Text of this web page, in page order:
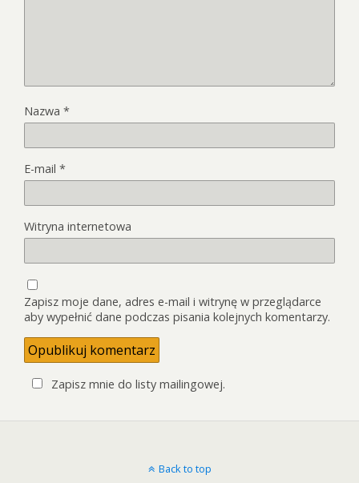
Nazwa *
E-mail *
Witryna internetowa
Zapisz moje dane, adres e-mail i witrynę w przeglądarce
aby wypełnić dane podczas pisania kolejnych komentarzy.
Zapisz mnie do listy mailingowej.
Back to top